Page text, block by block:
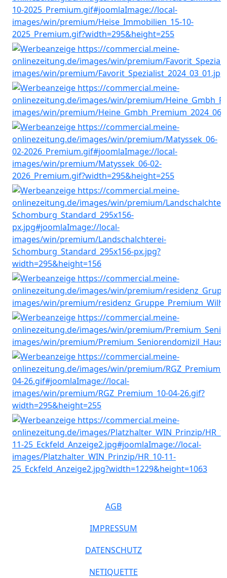
AGB
IMPRESSUM
DATENSCHUTZ
NETIQUETTE